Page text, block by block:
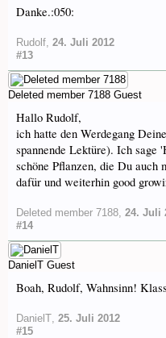
Danke.:050:
Rudolf, 24. Juli 2012
#13
Deleted member 7188 Guest
Hallo Rudolf,
ich hatte den Werdegang
spannende Lektüre). Ich
schöne Pflanzen, die Du auch
dafür und weiterhin good
Deleted member 7188, 24. Juli
#14
DanielT Guest
Boah, Rudolf, Wahnsinn!
DanielT, 25. Juli 2012
#15